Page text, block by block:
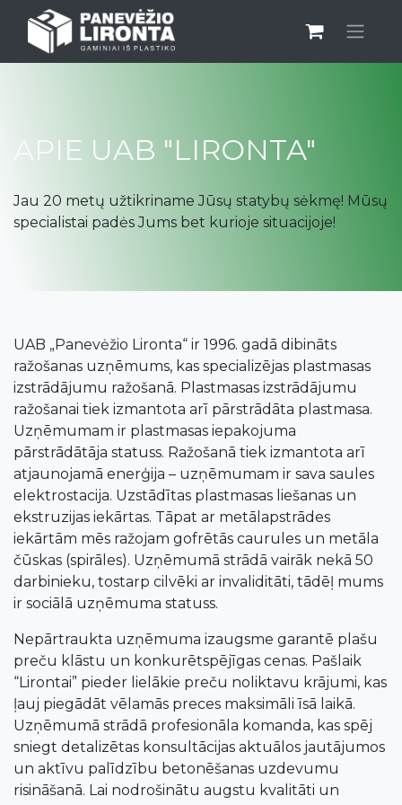
APIE UAB "LIRONTA"
Jau 20 metų užtikriname Jūsų statybų sėkmę! Mūsų
specialistai padės Jums bet kurioje situacijoje!
UAB „Panevėžio Lironta“ ir 1996. gadā dibināts
ražošanas uzņēmums, kas specializējas plastmasas
izstrādājumu ražošanā. Plastmasas izstrādājumu
ražošanai tiek izmantota arī pārstrādāta plastmasa.
Uzņēmumam ir plastmasas iepakojuma
pārstrādātāja statuss. Ražošanā tiek izmantota arī
atjaunojamā enerģija – uzņēmumam ir sava saules
elektrostacija. Uzstādītas plastmasas liešanas un
ekstruzijas iekārtas. Tāpat ar metālapstrādes
iekārtām mēs ražojam gofrētās caurules un metāla
čūskas (spirāles). Uzņēmumā strādā vairāk nekā 50
darbinieku, tostarp cilvēki ar invaliditāti, tādēļ mums
ir sociālā uzņēmuma statuss.
Nepārtraukta uzņēmuma izaugsme garantē plašu
preču klāstu un konkurētspējīgas cenas. Pašlaik
“Lirontai” pieder lielākie preču noliktavu krājumi, kas
ļauj piegādāt vēlamās preces maksimāli īsā laikā.
Uzņēmumā strādā profesionāla komanda, kas spēj
sniegt detalizētas konsultācijas aktuālos jautājumos
un aktīvu palīdzību betonēšanas uzdevumu
risināšanā. Lai nodrošinātu augstu kvalitāti un